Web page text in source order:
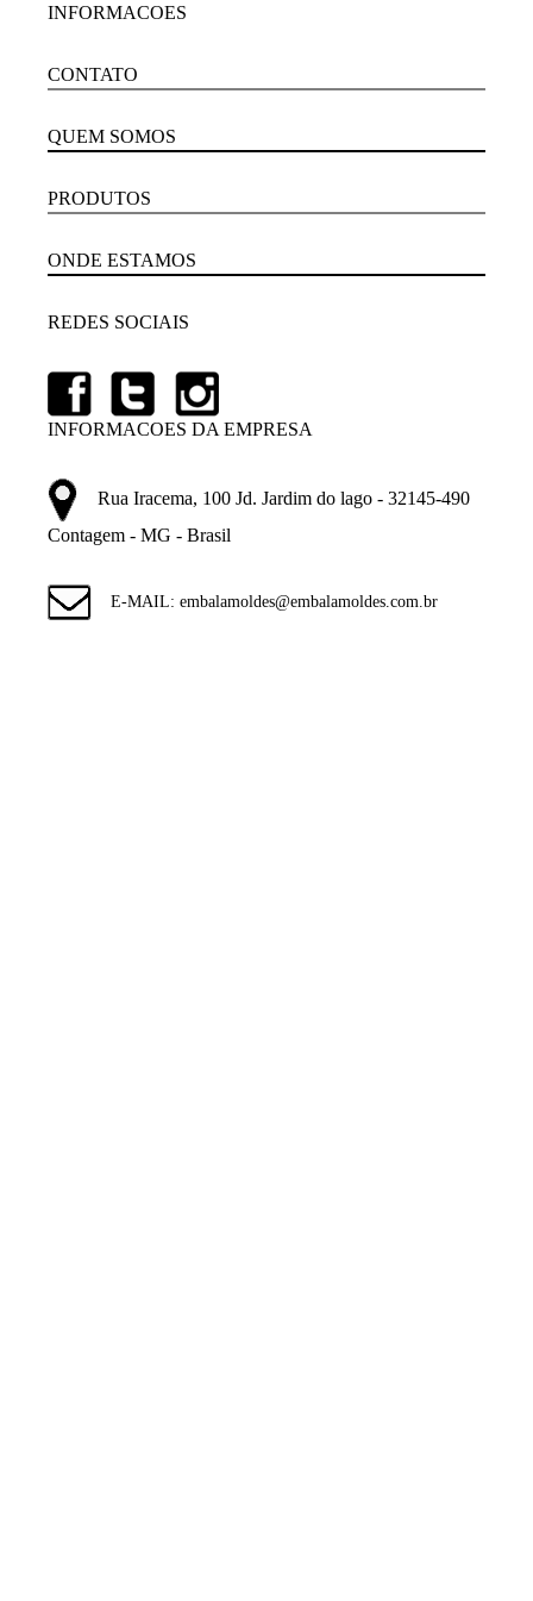
INFORMACOES
CONTATO
QUEM SOMOS
PRODUTOS
ONDE ESTAMOS
REDES SOCIAIS
INFORMACOES DA EMPRESA
Rua Iracema, 100 Jd. Jardim do lago - 32145-490
Contagem - MG - Brasil
E-MAIL: embalamoldes@embalamoldes.com.br